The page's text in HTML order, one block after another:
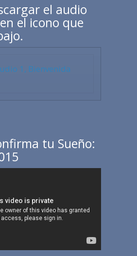
el audio
el icono que
1, Bienvenida
tu Sueño: